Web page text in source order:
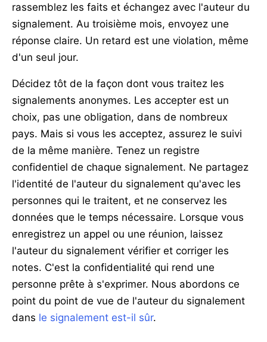
rassemblez les faits et échangez avec l'auteur du
signalement. Au troisième mois, envoyez une
réponse claire. Un retard est une violation, même
d'un seul jour.
Décidez tôt de la façon dont vous traitez les
signalements anonymes. Les accepter est un
choix, pas une obligation, dans de nombreux
pays. Mais si vous les acceptez, assurez le suivi
de la même manière. Tenez un registre
confidentiel de chaque signalement. Ne partagez
l'identité de l'auteur du signalement qu'avec les
personnes qui le traitent, et ne conservez les
données que le temps nécessaire. Lorsque vous
enregistrez un appel ou une réunion, laissez
l'auteur du signalement vérifier et corriger les
notes. C'est la confidentialité qui rend une
personne prête à s'exprimer. Nous abordons ce
point du point de vue de l'auteur du signalement
dans le signalement est-il sûr.